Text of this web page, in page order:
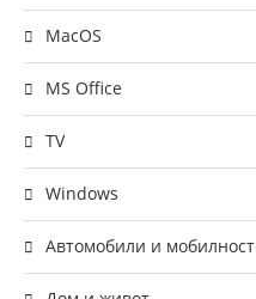
MacOS
MS Office
TV
Windows
Автомобили и мобилност